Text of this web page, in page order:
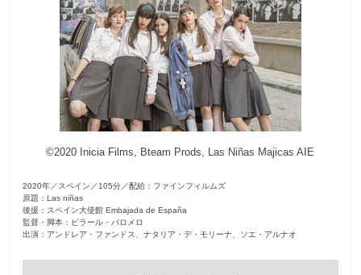
こ
の
街
©2020 Inicia Films, Bteam Prods, Las Niñas Majicas AIE
2020年／スペイン／105分／配給：ファインフィルムズ
原題：Las niñas
後援：スペイン大使館 Embajada de España
監督・脚本：ピラール・パロメロ
出演：アンドレア・ファンドス、ナタリア・デ・モリーナ、ソエ・アルナオ